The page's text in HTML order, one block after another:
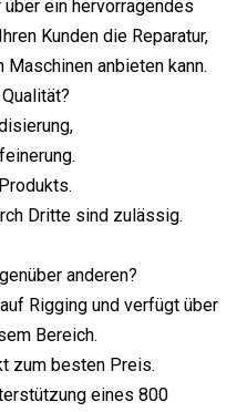
ein hervorragendes
Kunden die Reparatur,
anbieten kann.
Dritte sind zulässig.
anderen?
Rigging und verfügt über
Bereich.
zum besten Preis.
eines 800